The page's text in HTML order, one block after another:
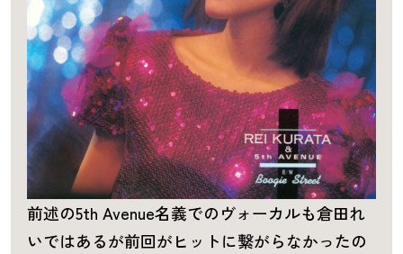
前述の5th Avenue名義でのヴォーカルも倉田れ
いではあるが前回がヒットに繋がらなかったの